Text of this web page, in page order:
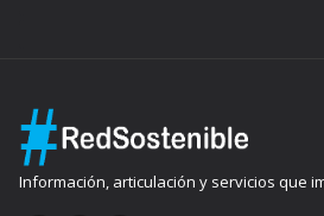
Información, articulación y servicios que